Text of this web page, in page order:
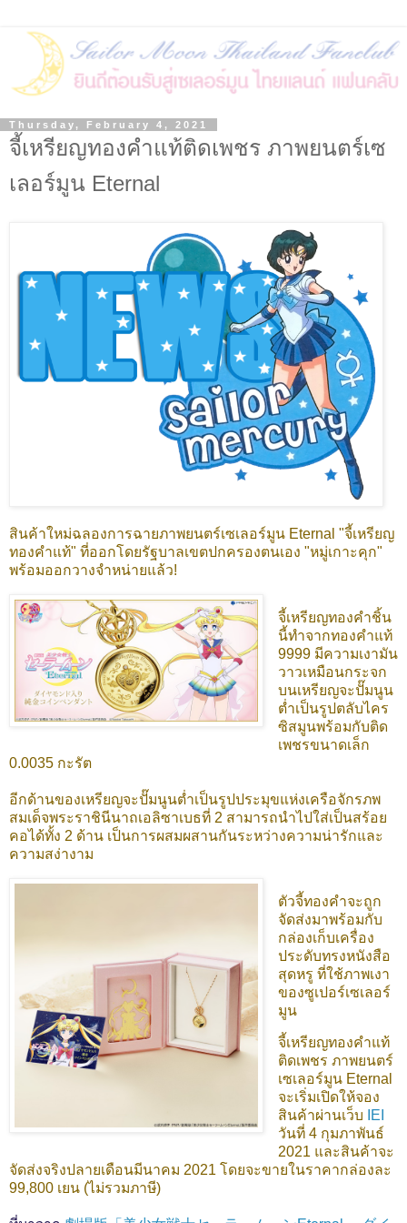
Thursday, February 4, 2021
จี้เหรียญทองคำแท้ติดเพชร ภาพยนตร์เซ
เลอร์มูน Eternal
สินค้าใหม่ฉลองการฉายภาพยนตร์เซเลอร์มูน Eternal "จี้เหรียญ
ทองคำแท้" ที่ออกโดยรัฐบาลเขตปกครองตนเอง "หมู่เกาะคุก"
พร้อมออกวางจำหน่ายแล้ว!
จี้เหรียญทองคำชิ้น
นี้ทำจากทองคำแท้
9999 มีความเงามัน
วาวเหมือนกระจก
บนเหรียญจะปั๊มนูน
ต่ำเป็นรูปตลับไคร
ซิสมูนพร้อมกับติด
เพชรขนาดเล็ก
0.0035 กะรัต
อีกด้านของเหรียญจะปั๊มนูนต่ำเป็นรูปประมุขแห่งเครือจักรภพ
สมเด็จพระราชินีนาถเอลิซาเบธที่ 2 สามารถนำไปใส่เป็นสร้อย
คอได้ทั้ง 2 ด้าน เป็นการผสมผสานกันระหว่างความน่ารักและ
ความสง่างาม
ตัวจี้ทองคำจะถูก
จัดส่งมาพร้อมกับ
กล่องเก็บเครื่อง
ประดับทรงหนังสือ
สุดหรู ที่ใช้ภาพเงา
ของซูเปอร์เซเลอร์
มูน
จี้เหรียญทองคำแท้
ติดเพชร ภาพยนตร์
เซเลอร์มูน Eternal
จะเริ่มเปิดให้จอง
สินค้าผ่านเว็บ
IEI
วันที่ 4 กุมภาพันธ์
2021 และสินค้าจะ
จัดส่งจริงปลายเดือนมีนาคม 2021 โดยจะขายในราคากล่องละ
99,800 เยน (ไม่รวมภาษี)